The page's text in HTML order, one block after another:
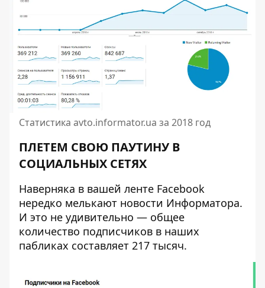
Статистика avto.informator.ua за 2018 год
ПЛЕТЕМ СВОЮ ПАУТИНУ В
СОЦИАЛЬНЫХ СЕТЯХ
Наверняка в вашей ленте Facebook
нередко мелькают новости Информатора.
И это не удивительно — общее
количество подписчиков в наших
пабликах составляет 217 тысяч.